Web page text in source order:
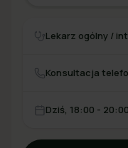
Lekarz ogólny /
Konsultacja
Dziś, 18:00 - 20:00